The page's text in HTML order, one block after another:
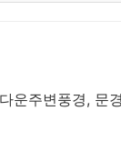
운주변풍경, 문